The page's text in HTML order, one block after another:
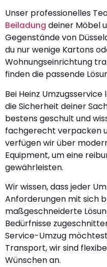
Unser professionelles
Beiladung deiner Möbel
Gegenstände von
du nur wenige Kartons
Wohnungseinrichtung
finden die passende
Bei Heinz
die Sicherheit deiner
bestens geschult und
fachgerecht verpacken
verfügen wir über
Equipment, um eine
gewährleisten.
Wir wissen, dass jeder
Anforderungen mit sich
maßgeschneiderte
Bedürfnisse
Service-Umzug
Transport, wir sind
Wünschen an.